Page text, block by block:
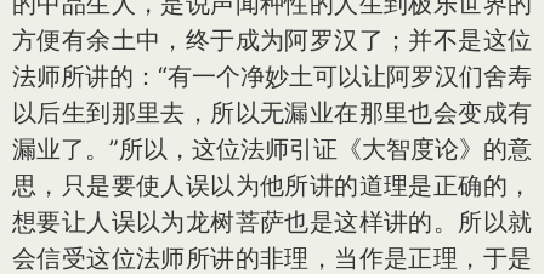
方便有余土中，终于成为阿罗汉了；并不是这位
法师所讲的：“有一个净妙土可以让阿罗汉们舍寿
以后生到那里去，所以无漏业在那里也会变成有
漏业了。”所以，这位法师引证《大智度论》的意
思，只是要使人误以为他所讲的道理是正确的，
想要让人误以为龙树菩萨也是这样讲的。所以就
会信受这位法师所讲的非理，当作是正理，于是